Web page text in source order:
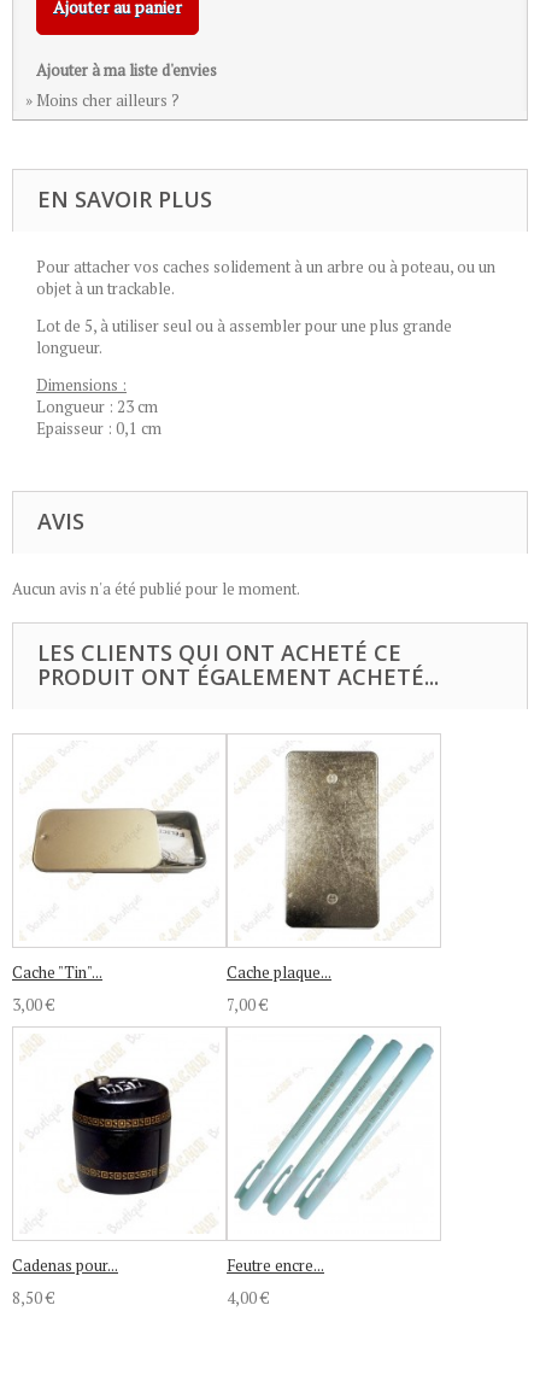
Ajouter au panier
Ajouter à ma liste d'envies
» Moins cher ailleurs ?
EN SAVOIR PLUS
Pour attacher vos caches solidement à un arbre ou à poteau, ou un
objet à un trackable.
Lot de 5, à utiliser seul ou à assembler pour une plus grande
longueur.
Dimensions :
Longueur : 23 cm
Epaisseur : 0,1 cm
AVIS
Aucun avis n'a été publié pour le moment.
LES CLIENTS QUI ONT ACHETÉ CE
PRODUIT ONT ÉGALEMENT ACHETÉ...
Cache "Tin"...
3,00 €
Cache plaque...
7,00 €
Cadenas pour...
8,50 €
Feutre encre...
4,00 €